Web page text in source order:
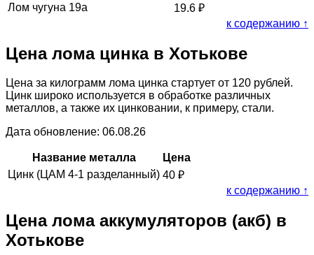
Лом чугуна 19а
19.6 ₽
к содержанию ↑
Цена лома цинка в Хотькове
Цена за килограмм лома цинка стартует от 120 рублей.
Цинк широко используется в обработке различных
металлов, а также их цинковании, к примеру, стали.
Дата обновление: 06.08.26
Название металла
Цена
Цинк (ЦАМ 4-1 разделанный) 40 ₽
к содержанию ↑
Цена лома аккумуляторов (акб) в
Хотькове